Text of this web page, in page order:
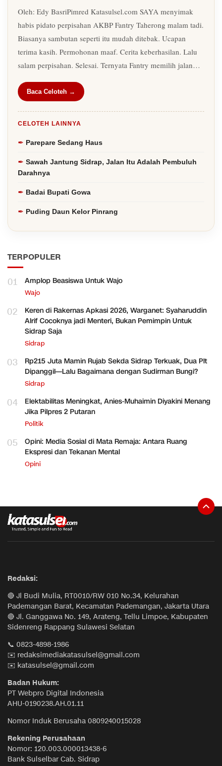
Oleh: Edy BasriPimred Katasulsel.com SAYA menyimak
habis pidato perpisahan AKBP Fantry Taherong malam tadi.
Biasanya sambutan seperti itu mudah ditebak. Ucapan
terima kasih. Permohonan maaf. Cerita keberhasilan. Lalu
salam perpisahan. Selesai. Ternyata Fantry memilih jalan…
Baca Celoteh →
CELOTEH LAINNYA
Parepare Sedang Haus
Sawah Jantung Sidrap, Jalan Itu Adalah Pembuluh
Darahnya
Badai Bupati Gowa
Puding Daun Kelor Pinrang
TERPOPULER
01 Amplop Beasiswa Untuk Wajo
Wajo
02
Keren di Rakernas Apkasi 2026, Warganet: Syaharuddin
Alrif Cocoknya jadi Menteri, Bukan Pemimpin Untuk
Sidrap Saja
Sidrap
03
Rp215 Juta Mamin Rujab Sekda Sidrap Terkuak, Dua Plt
Dipanggil—Lalu Bagaimana dengan Sudirman Bungi?
Sidrap
04
Elektabilitas Meningkat, Anies-Muhaimin Diyakini Menang
Jika Pilpres 2 Putaran
Politik
05
Opini: Media Sosial di Mata Remaja: Antara Ruang
Ekspresi dan Tekanan Mental
Opini
Redaksi:
🔴 Jl Budi Mulia, RT0010/RW 010 No.34, Kelurahan
Pademangan Barat, Kecamatan Pademangan, Jakarta Utara
🔴 Jl. Ganggawa No. 149, Arateng, Tellu Limpoe, Kabupaten
Sidenreng Rappang Sulawesi Selatan
📞 0823-4898-1986
✉️ redaksimediakatasulsel@gmail.com
✉️ katasulsel@gmail.com
Badan Hukum:
PT Webpro Digital Indonesia
AHU-0190238.AH.01.11
Nomor Induk Berusaha 0809240015028
Rekening Perusahaan
Nomor: 120.003.000013438-6
Bank Sulselbar Cab. Sidrap